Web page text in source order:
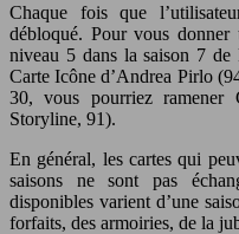
Chaque fois que
débloqué. Pour vous
niveau 5 dans la saison 7
Carte Icône d’Andrea Pirlo
30, vous pourriez ramener
Storyline, 91).
En général, les cartes qui
saisons ne sont pas
disponibles varient d’une
forfaits, des armoiries, de la